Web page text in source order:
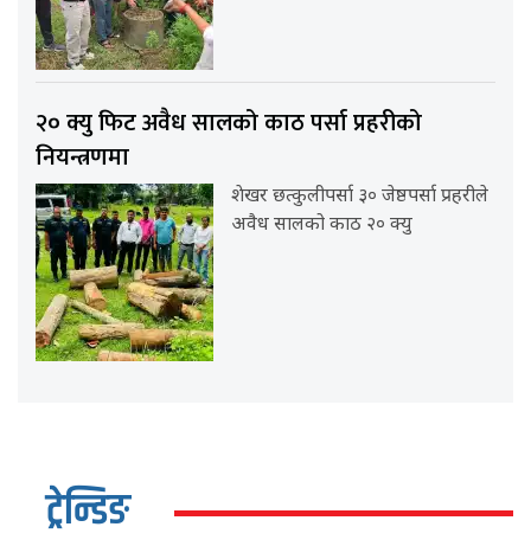
२० क्यु फिट अवैध सालको काठ पर्सा प्रहरीको
नियन्त्रणमा
शेखर छत्कुलीपर्सा ३० जेष्ठपर्सा प्रहरीले
अवैध सालको काठ २० क्यु
ट्रेन्डिङ